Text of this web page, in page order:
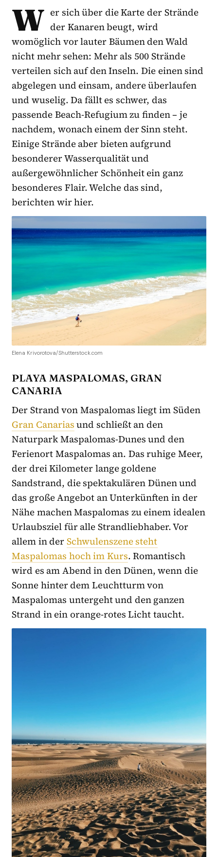
W er sich über die Karte der Strände
der Kanaren beugt, wird
womöglich vor lauter Bäumen den Wald
nicht mehr sehen: Mehr als 500 Strände
verteilen sich auf den Inseln. Die einen sind
abgelegen und einsam, andere überlaufen
und wuselig. Da fällt es schwer, das
passende Beach-Refugium zu finden – je
nachdem, wonach einem der Sinn steht.
Einige Strände aber bieten aufgrund
besonderer Wasserqualität und
außergewöhnlicher Schönheit ein ganz
besonderes Flair. Welche das sind,
berichten wir hier.
Elena Krivorotova/Shutterstock.com
PLAYA MASPALOMAS, GRAN
CANARIA
Der Strand von Maspalomas liegt im Süden
Gran Canariasund schließt an den
Naturpark Maspalomas-Dunes und den
Ferienort Maspalomas an. Das ruhige Meer,
der drei Kilometer lange goldene
Sandstrand, die spektakulären Dünen und
das große Angebot an Unterkünften in der
Nähe machen Maspalomas zu einem idealen
Urlaubsziel für alle Strandliebhaber. Vor
allem in derSchwulenszene steht
Maspalomas hoch im Kurs. Romantisch
wird es am Abend in den Dünen, wenn die
Sonne hinter dem Leuchtturm von
Maspalomas untergeht und den ganzen
Strand in ein orange-rotes Licht taucht.